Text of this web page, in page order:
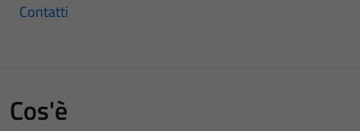
Contatti
Cos'è